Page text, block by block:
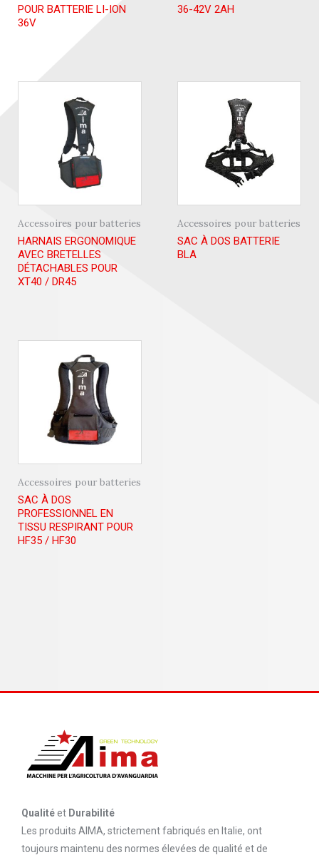
POUR BATTERIE LI-ION
36V
36-42V 2AH
Accessoires pour batteries
HARNAIS ERGONOMIQUE
AVEC BRETELLES
DÉTACHABLES POUR
XT40 / DR45
Accessoires pour batteries
SAC À DOS BATTERIE
BLA
Accessoires pour batteries
SAC À DOS
PROFESSIONNEL EN
TISSU RESPIRANT POUR
HF35 / HF30
Qualitéet Durabilité
Les produits AIMA, strictement fabriqués en Italie, ont
toujours maintenu des normes élevées de qualité et de